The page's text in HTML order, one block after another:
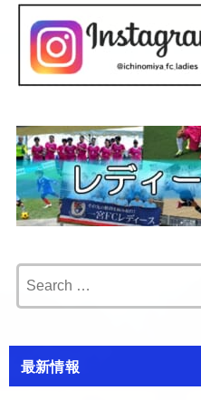
最新情報